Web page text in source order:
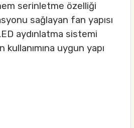
serinletme özelliği
sağlayan fan yapısı
aydınlatma sistemi
uygun yapı